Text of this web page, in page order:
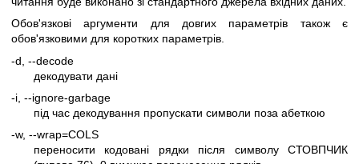
Обов'язкові аргументи для довгих параметрів також є
обов'язковими для коротких параметрів.
-d, --decode
декодувати дані
-i, --ignore-garbage
під час декодування пропускати символи поза абеткою
-w, --wrap=COLS
переносити кодовані рядки після символу СТОВПЧИК